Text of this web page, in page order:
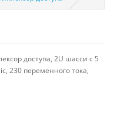
доступа, 2U шасси с 5
230 переменного тока,